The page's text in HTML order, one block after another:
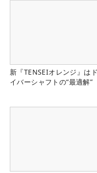
新『TENSEIオレンジ』は
イバーシャフトの“最適解”